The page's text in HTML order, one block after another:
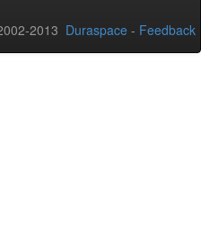
2013 Duraspace - Feedback